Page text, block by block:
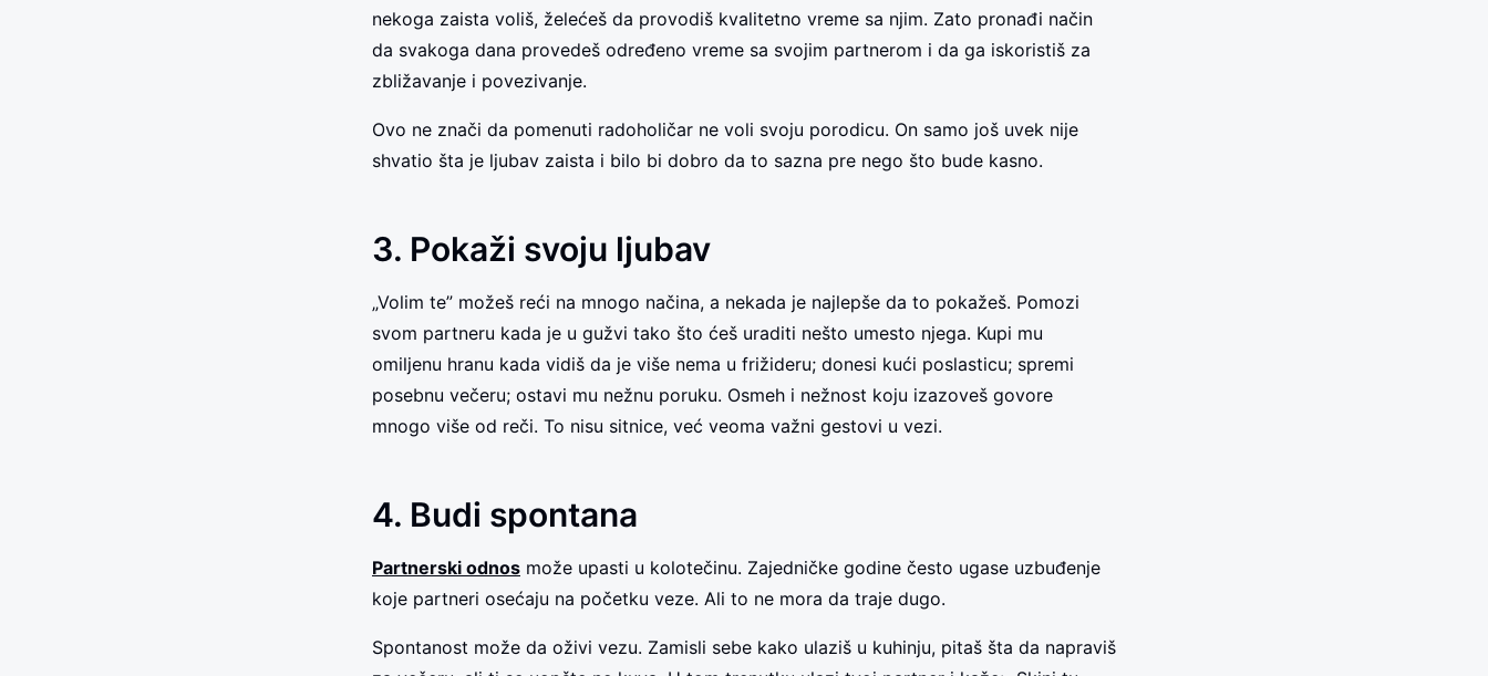
nekoga zaista voliš, želećeš da provodiš kvalitetno vreme sa njim. Zato pronađi način
da svakoga dana provedeš određeno vreme sa svojim partnerom i da ga iskoristiš za
zbližavanje i povezivanje.
Ovo ne znači da pomenuti radoholičar ne voli svoju porodicu. On samo još uvek nije
shvatio šta je ljubav zaista i bilo bi dobro da to sazna pre nego što bude kasno.
3. Pokaži svoju ljubav
„Volim te” možeš reći na mnogo načina, a nekada je najlepše da to pokažeš. Pomozi
svom partneru kada je u gužvi tako što ćeš uraditi nešto umesto njega. Kupi mu
omiljenu hranu kada vidiš da je više nema u frižideru; donesi kući poslasticu; spremi
posebnu večeru; ostavi mu nežnu poruku. Osmeh i nežnost koju izazoveš govore
mnogo više od reči. To nisu sitnice, već veoma važni gestovi u vezi.
4. Budi spontana
Partnerski odnos može upasti u kolotečinu. Zajedničke godine često ugase uzbuđenje
koje partneri osećaju na početku veze. Ali to ne mora da traje dugo.
Spontanost može da oživi vezu. Zamisli sebe kako ulaziš u kuhinju, pitaš šta da napraviš